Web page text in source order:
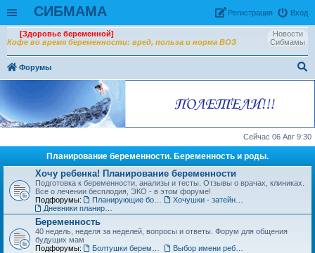
СИБМАМА Вход
Рeгиcтpaция
Новости
Сибмамы
[Здоровье беременной]
Кофе во время беременности: вред, польза и норма ВОЗ
Форумы
Сейчас 06 Авг 9:30
Планирование беременности. Беременность и роды.
Хочу ребенка! Планирование беременности
Подготовка к беременности, анализы и тесты. Отзывы о врачах, клиниках.
Все о лечении бесплодия, ЭКО - в этом форуме!
Подфорумы:
Беременность
40 недель, неделя за неделей, вопросы и ответы. Форум для общения
будущих мам
Подфорумы: